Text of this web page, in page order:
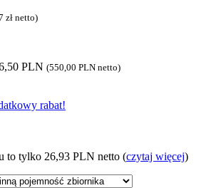
zł netto)
PLN (550,00 PLN netto)
rabat!
to tylko 26,93 PLN netto (czytaj więcej)